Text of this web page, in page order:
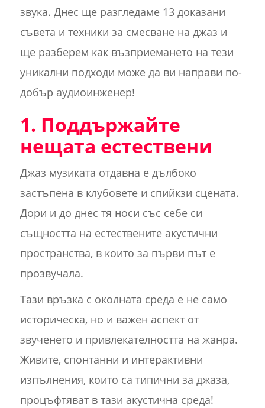
звука. Днес ще разгледаме 13 доказани
съвета и техники за смесване на джаз и
ще разберем как възприемането на тези
уникални подходи може да ви направи по-
добър аудиоинженер!
1. Поддържайте
нещата естествени
Джаз музиката отдавна е дълбоко
застъпена в клубовете и спийкзи сцената.
Дори и до днес тя носи със себе си
същността на естествените акустични
пространства, в които за първи път е
прозвучала.
Тази връзка с околната среда е не само
историческа, но и важен аспект от
звученето и привлекателността на жанра.
Живите, спонтанни и интерактивни
изпълнения, които са типични за джаза,
процъфтяват в тази акустична среда!